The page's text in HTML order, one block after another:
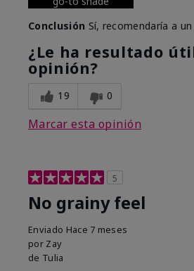
Conclusión Sí, recomendaría a
¿Le ha resultado
opinión?
19 0
Marcar esta opinión
5
No grainy feel
Enviado Hace 7 meses
por Zay
de Tulia